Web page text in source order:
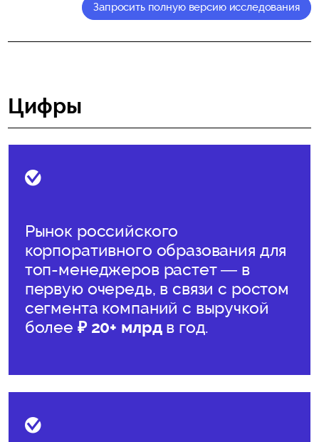
Запросить полную версию исследования
Цифры
Рынок российского
корпоративного образования для
топ-менеджеров растет — в
первую очередь, в связи с ростом
сегмента компаний с выручкой
более ₽ 20+ млрдв год.